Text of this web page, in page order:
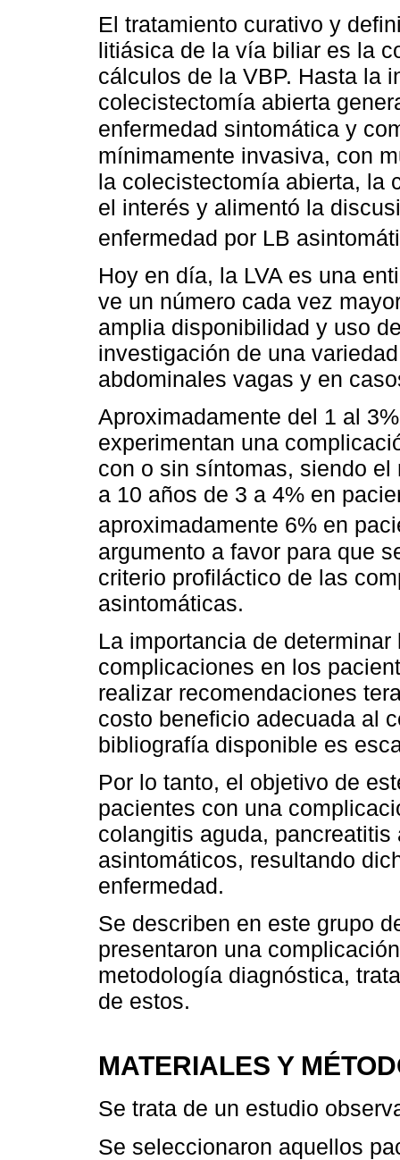
El tratamiento curativo y
litiásica de la vía biliar es la
cálculos de la VBP. Hasta la
colecistectomía abierta
enfermedad sintomática y
mínimamente invasiva, con
la colecistectomía abierta, la
el interés y alimentó la
enfermedad por LB
Hoy en día, la LVA es una
ve un número cada vez
amplia disponibilidad y uso
investigación de una
abdominales vagas y en
Aproximadamente del 1 al
experimentan una
con o sin síntomas, siendo
a 10 años de 3 a 4% en
aproximadamente 6% en
argumento a favor para que
criterio profiláctico de las
asintomáticas.
La importancia de
complicaciones en los
realizar recomendaciones
costo beneficio adecuada al
bibliografía disponible es
Por lo tanto, el objetivo de
pacientes con una
colangitis aguda,
asintomáticos, resultando
enfermedad.
Se describen en este grupo
presentaron una
metodología diagnóstica,
de estos.
MATERIALES Y
Se trata de un estudio
Se seleccionaron aquellos